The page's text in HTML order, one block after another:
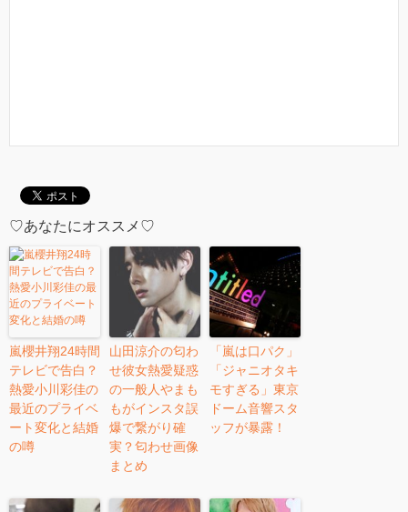
♡あなたにオススメ♡
嵐櫻井翔24時間
テレビで告白？
熱愛小川彩佳の
最近のプライベ
ート変化と結婚
の噂
山田涼介の匂わ
せ彼女熱愛疑惑
の一般人やまも
もがインスタ誤
爆で繋がり確
実？匂わせ画像
まとめ
「嵐は口パク」
「ジャニオタキ
モすぎる」東京
ドーム音響スタ
ッフが暴露！